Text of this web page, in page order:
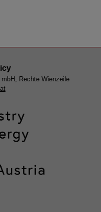
Rechte Wienzeile